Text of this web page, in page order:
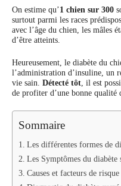
On estime qu’1 chien sur 300
surtout parmi les races
avec l’âge du chien, les mâles
d’être atteints.
Heureusement, le diabète du
l’administration d’insuline, un
vie sain. Détecté tôt , il est
de profiter d’une bonne qualité
Sommaire
Les différentes formes de
Les Symptômes du diabète
Causes et facteurs de